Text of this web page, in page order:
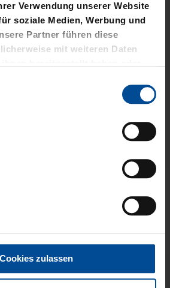
Verwendung unserer Website
soziale Medien, Werbung und
Partner führen diese
mit weiteren Daten
Cookies zulassen